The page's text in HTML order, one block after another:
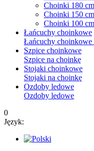
Choinki 180 cm
Choinki 150 cm
Choinki 100 cm
Łańcuchy choinkowe
Łańcuchy
Szpice choinkowe
Szpice na choinkę
Stojaki choinkowe
Stojaki na choinkę
Ozdoby ledowe
Ozdoby ledowe
0
Język: